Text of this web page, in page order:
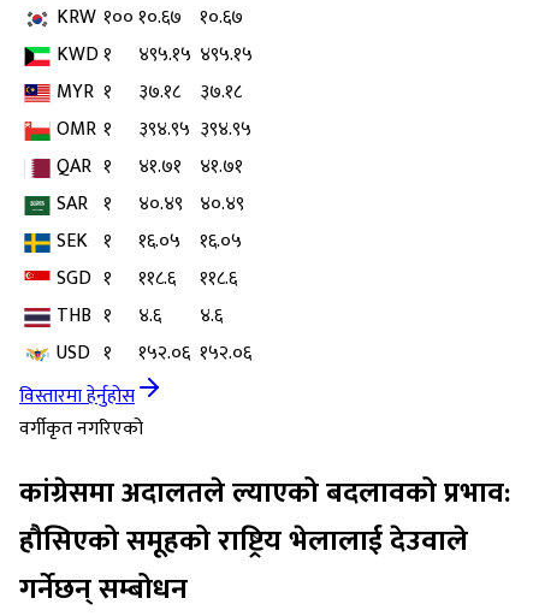
KRW १००१०.६७ १०.६७
KWD१ ४९५.१५ ४९५.१५
MYR १ ३७.१८
३७.१८
OMR १ ३९४.९५ ३९४.९५
QAR १ ४१.७१
४१.७१
SAR १ ४०.४९ ४०.४९
SEK १ १६.०५
१६.०५
SGD १ ११८.६
११८.६
THB १ ४.६
४.६
USD १ १५२.०६ १५२.०६
विस्तारमा हेर्नुहोस
वर्गीकृत नगरिएको
कांग्रेसमा अदालतले ल्याएको बदलावको प्रभाव:
हौसिएको समूहको राष्ट्रिय भेलालाई देउवाले
गर्नेछन् सम्बोधन